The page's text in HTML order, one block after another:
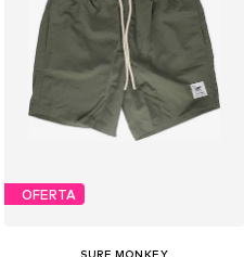
OFERTA
SURF MONKEY